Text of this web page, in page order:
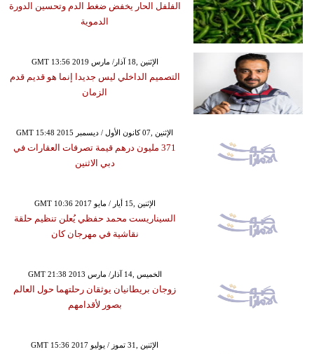
الفلفل الحار يخفض ضغط الدم وتحسين الدورة
الدموية
GMT 13:56 2019 الإثنين ,18 آذار/ مارس
التصميم الداخلي ليس جديدا إنما هو قديم قدم
الزمان
GMT 15:48 2015 الإثنين ,07 كانون الأول / ديسمبر
371 مليون درهم قيمة تصرفات العقارات في
دبي الاثنين
GMT 10:36 2017 الإثنين ,15 أيار / مايو
السيناريست محمد حفظي يُعلن تنظيم حلقة
نقاشية في مهرجان كان
GMT 21:38 2013 الخميس ,14 آذار/ مارس
زوجان بريطانيان يوثقان رحلتهما حول العالم
بصور لأقدامهم
GMT 15:36 2017 الإثنين ,31 تموز / يوليو